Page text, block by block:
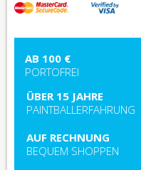
AB 100 €
PORTOFREI
ÜBER 15 JAHRE
PAINTBALLERFAHRUNG
AUF RECHNUNG
BEQUEM SHOPPEN